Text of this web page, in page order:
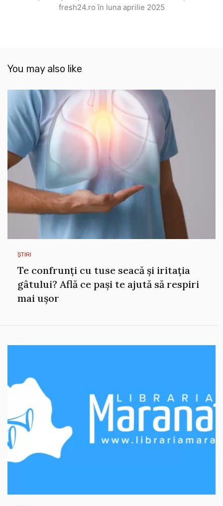
fresh24.ro în luna aprilie 2025
You may also like
ȘTIRI
Te confrunți cu tuse seacă și iritația
gâtului? Află ce pași te ajută să respiri
mai ușor